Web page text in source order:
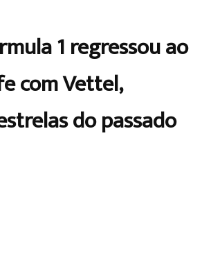
1 regressou ao
com Vettel,
do passado